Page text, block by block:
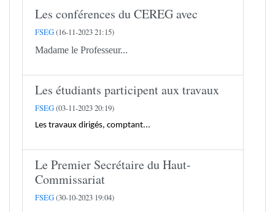
Les conférences du CEREG avec
FSEG(16-11-2023 21:15)
Madame le Professeur...
Les étudiants participent aux travaux
FSEG(03-11-2023 20:19)
Les travaux dirigés, comptant...
Le Premier Secrétaire du Haut-
Commissariat
FSEG(30-10-2023 19:04)